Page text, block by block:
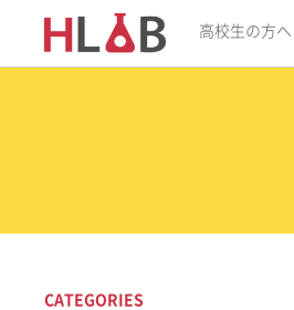
高校生の方へ
CATEGORIES